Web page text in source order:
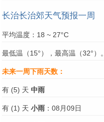
长治长治郊天气预报一周
平均温度：18 ~ 27°C
最低温（15°），最高温（32°）。
未来一周下雨天数：
有 (5) 天 中雨
有 (1) 天 小雨 ：08月09日